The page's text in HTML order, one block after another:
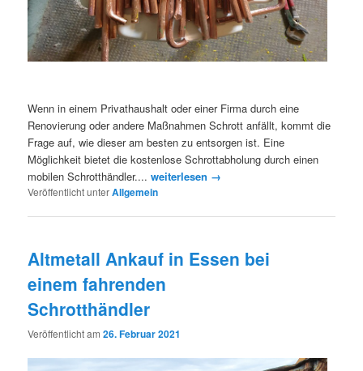
Wenn in einem Privathaushalt oder einer Firma durch eine
Renovierung oder andere Maßnahmen Schrott anfällt, kommt die
Frage auf, wie dieser am besten zu entsorgen ist. Eine
Möglichkeit bietet die kostenlose Schrottabholung durch einen
mobilen Schrotthändler....weiterlesen →
Veröffentlicht unterAllgemein
Altmetall Ankauf in Essen bei
einem fahrenden
Schrotthändler
Veröffentlicht am26. Februar 2021